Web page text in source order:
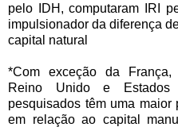
pelo IDH, computaram IRI
impulsionador da diferença
capital natural
*Com exceção da França,
Reino Unido e
pesquisados têm uma maior
em relação ao capital